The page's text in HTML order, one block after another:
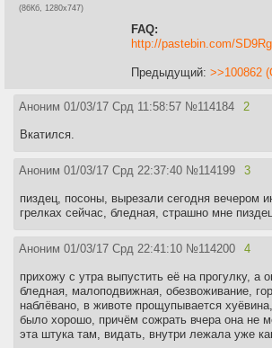
(86Кб, 1280x747)
FAQ:
http://pastebin.com/
Предыдущий: >>100862
Аноним 01/03/17 Срд 11:58:57 №114184 2
Вкатился.
Аноним 01/03/17 Срд 22:37:40 №114199 3
пиздец, посоны, вырезали сегодня вечером
грелках сейчас, бледная, страшно мне
Аноним 01/03/17 Срд 22:41:10 №114200 4
прихожу с утра выпустить её на прогулку, а
бледная, малоподвижная, обезвоживание,
наблёвано, в животе прощупывается
было хорошо, причём сожрать вчера она не
эта штука там, видать, внутри лежала уже